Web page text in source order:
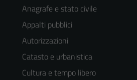
Anagrafe e stato civile
Appalti pubblici
Autorizzazioni
Catasto e urbanistica
Cultura e tempo libero